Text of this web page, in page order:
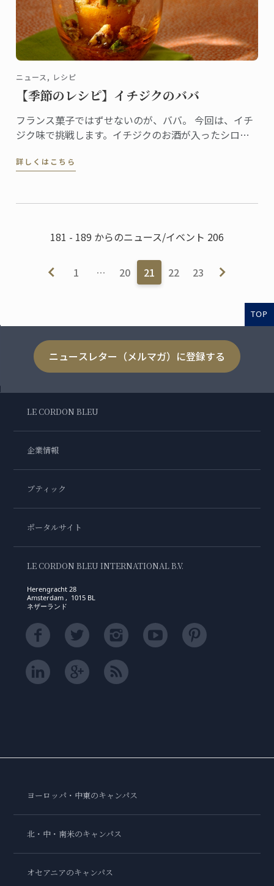
ニュース, レシピ
【季節のレシピ】イチジクのババ
フランス菓子ではずせないのが、ババ。 今回は、イチ
ジク味で挑戦します。イチジクのお酒が入ったシロッ
しました。仕上げにはヴァニラ風味の滑らかなシャン
詳しくはこちら
181 - 189 からのニュース/イベント 206
1 … 20 21 22 23
TOP
ニュースレター（メルマガ）に登録する
LE CORDON BLEU
企業情報
ブティック
ポータルサイト
LE CORDON BLEU INTERNATIONAL B.V.
Herengracht 28
Amsterdam , 1015 BL
ネザーランド
ヨーロッパ・中東のキャンパス
北・中・南米のキャンパス
オセアニアのキャンパス